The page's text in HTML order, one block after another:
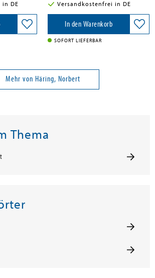
in DE Versandkostenfrei in DE
In den Warenkorb
SOFORT LIEFERBAR
Mehr von Häring, Norbert
Thema